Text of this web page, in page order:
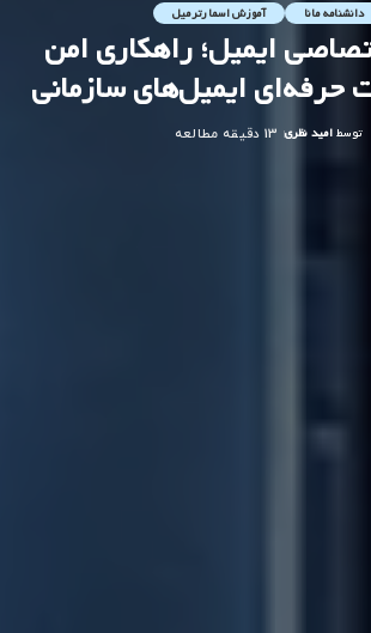
دانشنامه مانا آموزش اسمارترمیل
ایمیل؛ راهکاری امن
حرفه‌ای ایمیل‌های سازمانی
ارسال
توسطامید نظری 13 دقیقه مطالعه